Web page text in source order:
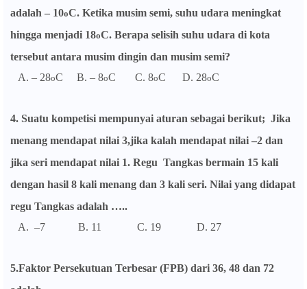
adalah – 10oC. Ketika musim semi, suhu udara meningkat
hingga menjadi 18oC. Berapa selisih suhu udara di kota
tersebut antara musim dingin dan musim semi?
A. – 28oC B. – 8oC C. 8oC D. 28oC
4. Suatu kompetisi mempunyai aturan sebagai berikut; Jika
menang mendapat nilai 3,jika kalah mendapat nilai –2 dan
jika seri mendapat nilai 1. Regu Tangkas bermain 15 kali
dengan hasil 8 kali menang dan 3 kali seri. Nilai yang didapat
regu Tangkas adalah …..
A. –7 B. 11 C. 19 D. 27
5.Faktor Persekutuan Terbesar (FPB) dari 36, 48 dan 72